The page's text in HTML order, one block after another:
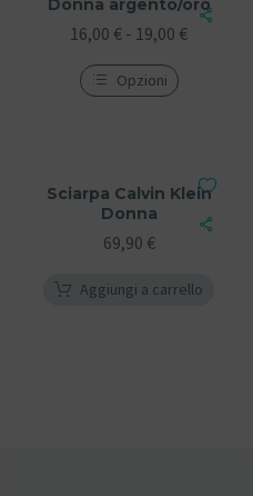
16,00 € - 19,00 €
Opzioni
Sciarpa Calvin Klein
Donna
69,90 €
Aggiungi a carrello